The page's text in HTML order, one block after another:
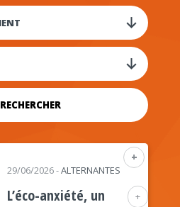
RECHERCHER
+
+
29/06/2026-ALTERNANTES
L’éco-anxiété, un